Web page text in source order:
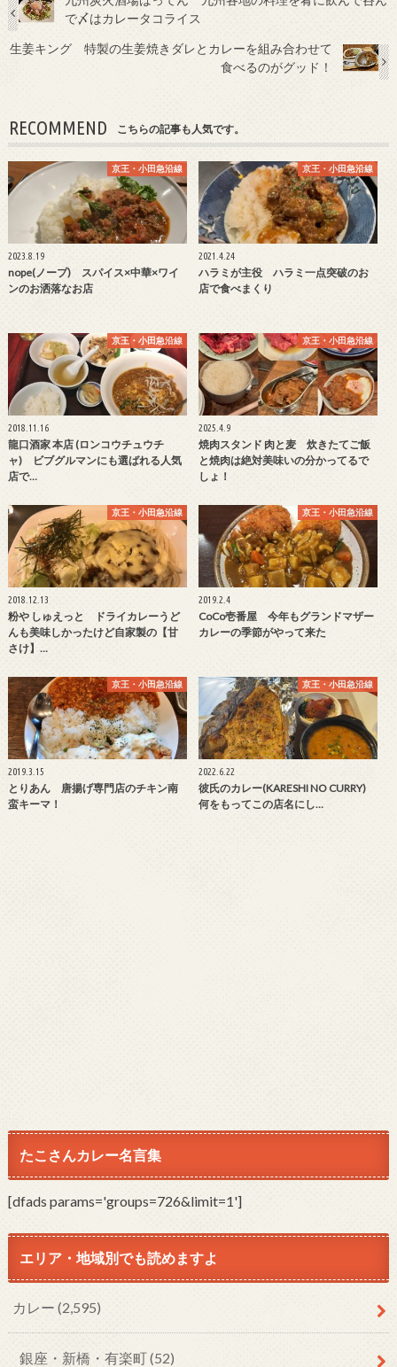
で〆はカレータコライス
生姜キング 特製の生姜焼きダレとカレーを組み合わせて
食べるのがグッド！
RECOMMEND こちらの記事も人気です。
京王・小田急沿線
2023.8.19
nope(ノープ) スパイス×中華×ワイ
ンのお洒落なお店
京王・小田急沿線
2021.4.24
ハラミが主役 ハラミ一点突破のお
店で食べまくり
京王・小田急沿線
2018.11.16
龍口酒家 本店 (ロンコウチュウチ
ャ) ビブグルマンにも選ばれる人気
店で…
京王・小田急沿線
2025.4.9
焼肉スタンド 肉と麦 炊きたてご飯
と焼肉は絶対美味いの分かってるで
しょ！
京王・小田急沿線
2018.12.13
粉や しゅえっと ドライカレーうど
んも美味しかったけど自家製の【甘
さけ】…
京王・小田急沿線
2019.2.4
CoCo壱番屋 今年もグランドマザー
カレーの季節がやって来た
京王・小田急沿線
2019.3.15
とりあん 唐揚げ専門店のチキン南
蛮キーマ！
京王・小田急沿線
2022.6.22
彼氏のカレー(KARESHI NO CURRY)
何をもってこの店名にし…
たこさんカレー名言集
[dfads params='groups=726&limit=1']
エリア・地域別でも読めますよ
カレー (2,595)
銀座・新橋・有楽町(52)